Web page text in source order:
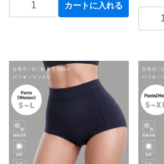
カートに入れる